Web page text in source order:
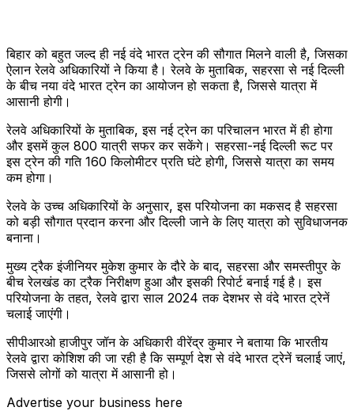
बिहार को बहुत जल्द ही नई वंदे भारत ट्रेन की सौगात मिलने वाली है, जिसका
ऐलान रेलवे अधिकारियों ने किया है। रेलवे के मुताबिक, सहरसा से नई दिल्ली
के बीच नया वंदे भारत ट्रेन का आयोजन हो सकता है, जिससे यात्रा में
आसानी होगी।
रेलवे अधिकारियों के मुताबिक, इस नई ट्रेन का परिचालन भारत में ही होगा
और इसमें कुल 800 यात्री सफर कर सकेंगे। सहरसा-नई दिल्ली रूट पर
इस ट्रेन की गति 160 किलोमीटर प्रति घंटे होगी, जिससे यात्रा का समय
कम होगा।
रेलवे के उच्च अधिकारियों के अनुसार, इस परियोजना का मकसद है सहरसा
को बड़ी सौगात प्रदान करना और दिल्ली जाने के लिए यात्रा को सुविधाजनक
बनाना।
मुख्य ट्रैक इंजीनियर मुकेश कुमार के दौरे के बाद, सहरसा और समस्तीपुर के
बीच रेलखंड का ट्रैक निरीक्षण हुआ और इसकी रिपोर्ट बनाई गई है। इस
परियोजना के तहत, रेलवे द्वारा साल 2024 तक देशभर से वंदे भारत ट्रेनें
चलाई जाएंगी।
सीपीआरओ हाजीपुर जॉन के अधिकारी वीरेंद्र कुमार ने बताया कि भारतीय
रेलवे द्वारा कोशिश की जा रही है कि सम्पूर्ण देश से वंदे भारत ट्रेनें चलाई जाएं,
जिससे लोगों को यात्रा में आसानी हो।
Advertise your business here